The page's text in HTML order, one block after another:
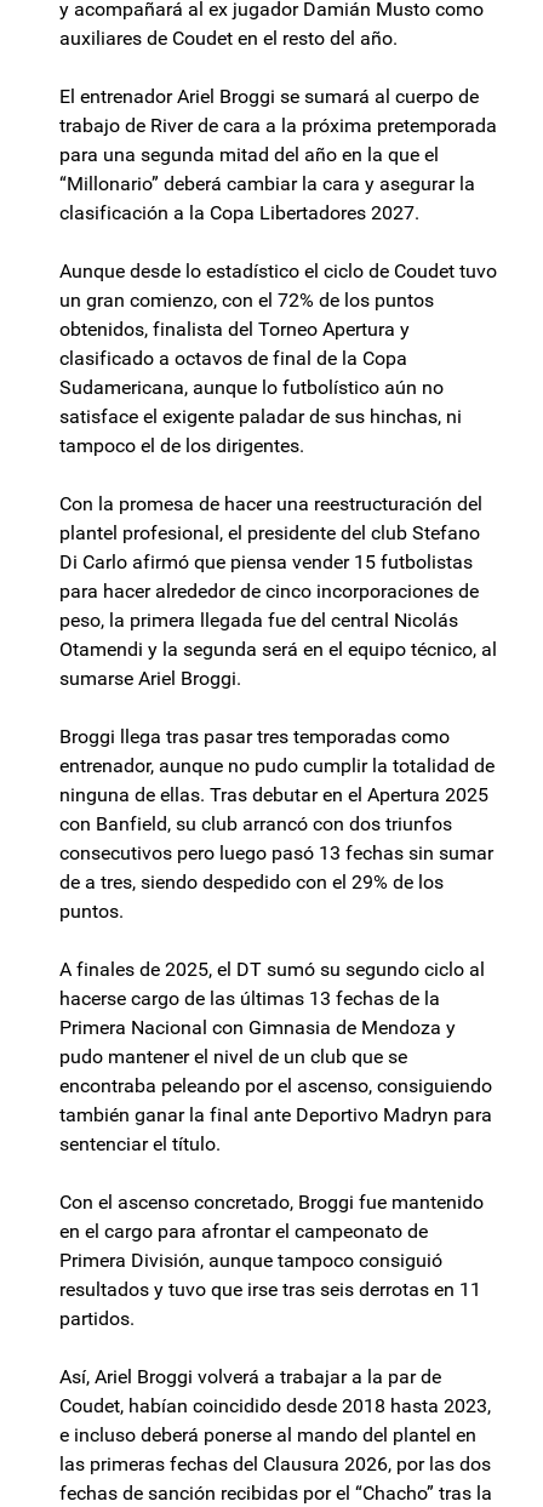
y acompañará al ex jugador Damián Musto como
auxiliares de Coudet en el resto del año.
El entrenador Ariel Broggi se sumará al cuerpo de
trabajo de River de cara a la próxima pretemporada
para una segunda mitad del año en la que el
“Millonario” deberá cambiar la cara y asegurar la
clasificación a la Copa Libertadores 2027.
Aunque desde lo estadístico el ciclo de Coudet tuvo
un gran comienzo, con el 72% de los puntos
obtenidos, finalista del Torneo Apertura y
clasificado a octavos de final de la Copa
Sudamericana, aunque lo futbolístico aún no
satisface el exigente paladar de sus hinchas, ni
tampoco el de los dirigentes.
Con la promesa de hacer una reestructuración del
plantel profesional, el presidente del club Stefano
Di Carlo afirmó que piensa vender 15 futbolistas
para hacer alrededor de cinco incorporaciones de
peso, la primera llegada fue del central Nicolás
Otamendi y la segunda será en el equipo técnico, al
sumarse Ariel Broggi.
Broggi llega tras pasar tres temporadas como
entrenador, aunque no pudo cumplir la totalidad de
ninguna de ellas. Tras debutar en el Apertura 2025
con Banfield, su club arrancó con dos triunfos
consecutivos pero luego pasó 13 fechas sin sumar
de a tres, siendo despedido con el 29% de los
puntos.
A finales de 2025, el DT sumó su segundo ciclo al
hacerse cargo de las últimas 13 fechas de la
Primera Nacional con Gimnasia de Mendoza y
pudo mantener el nivel de un club que se
encontraba peleando por el ascenso, consiguiendo
también ganar la final ante Deportivo Madryn para
sentenciar el título.
Con el ascenso concretado, Broggi fue mantenido
en el cargo para afrontar el campeonato de
Primera División, aunque tampoco consiguió
resultados y tuvo que irse tras seis derrotas en 11
partidos.
Así, Ariel Broggi volverá a trabajar a la par de
Coudet, habían coincidido desde 2018 hasta 2023,
e incluso deberá ponerse al mando del plantel en
las primeras fechas del Clausura 2026, por las dos
fechas de sanción recibidas por el “Chacho” tras la